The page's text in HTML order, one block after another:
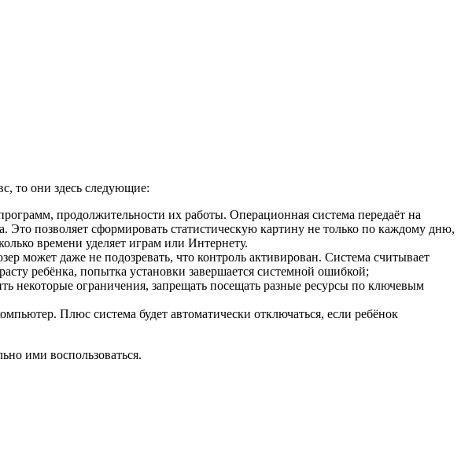
то они здесь следующие:
продолжительности их работы. Операционная система передаёт на
Это позволяет сформировать статистическую картину не только по каждому дню,
времени уделяет играм или Интернету.
может даже не подозревать, что контроль активирован. Система считывает
ребёнка, попытка установки завершается системной ошибкой;
некоторые ограничения, запрещать посещать разные ресурсы по ключевым
Плюс система будет автоматически отключаться, если ребёнок
ими воспользоваться.